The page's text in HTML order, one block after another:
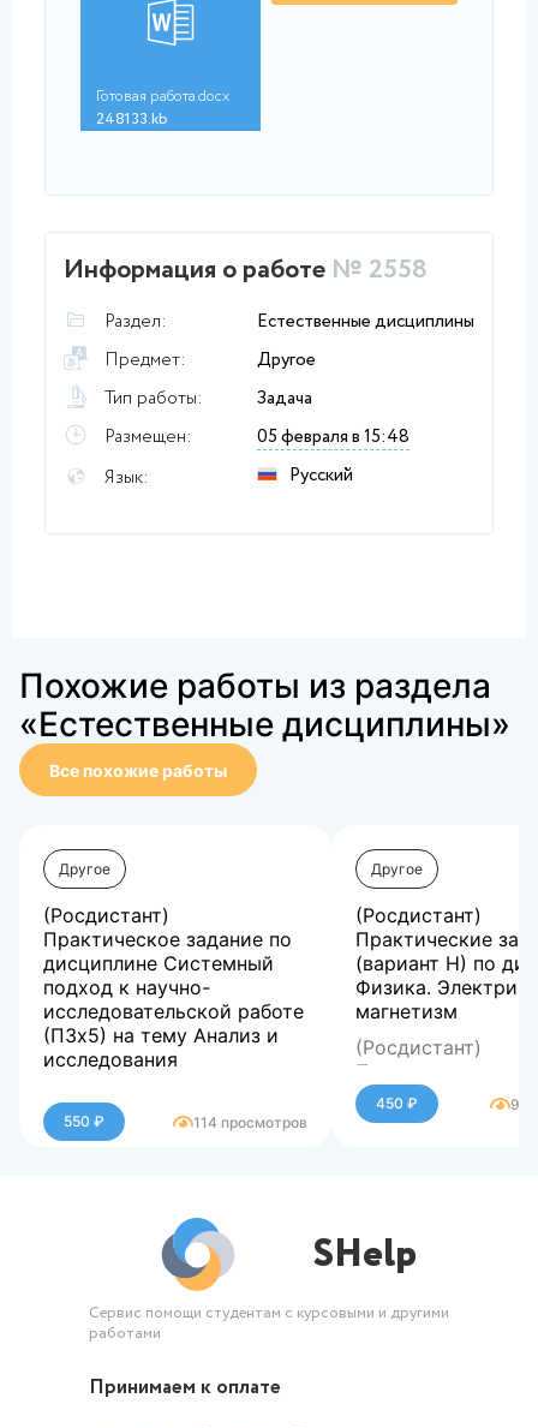
Готовая работа.docx
248133.kb
Информация о работе № 2558
Раздел:
Естественные дисциплины
Предмет:
Другое
Тип работы:
Задача
Размещен:
05 февраля в 15:48
Язык:
Русский
Похожие работы из раздела
«Естественные дисциплины»
Все похожие работы
Другое
(Росдистант)
Практическое задание по
дисциплине Системный
подход к научно-
исследовательской работе
(ПЗх5) на тему Анализ и
исследования
научно-исследовательской
работе (ПЗх5) на тему
550 ₽ 114 просмотров
Другое
(Росдистант)
Практические
(вариант Н) по
Физика.
магнетизм
(Росдистант)
Практические
(вариант Н) по
Физика.
450 ₽ 96
SHelp
Сервис помощи студентам с курсовыми и другими
работами
Принимаем к оплате